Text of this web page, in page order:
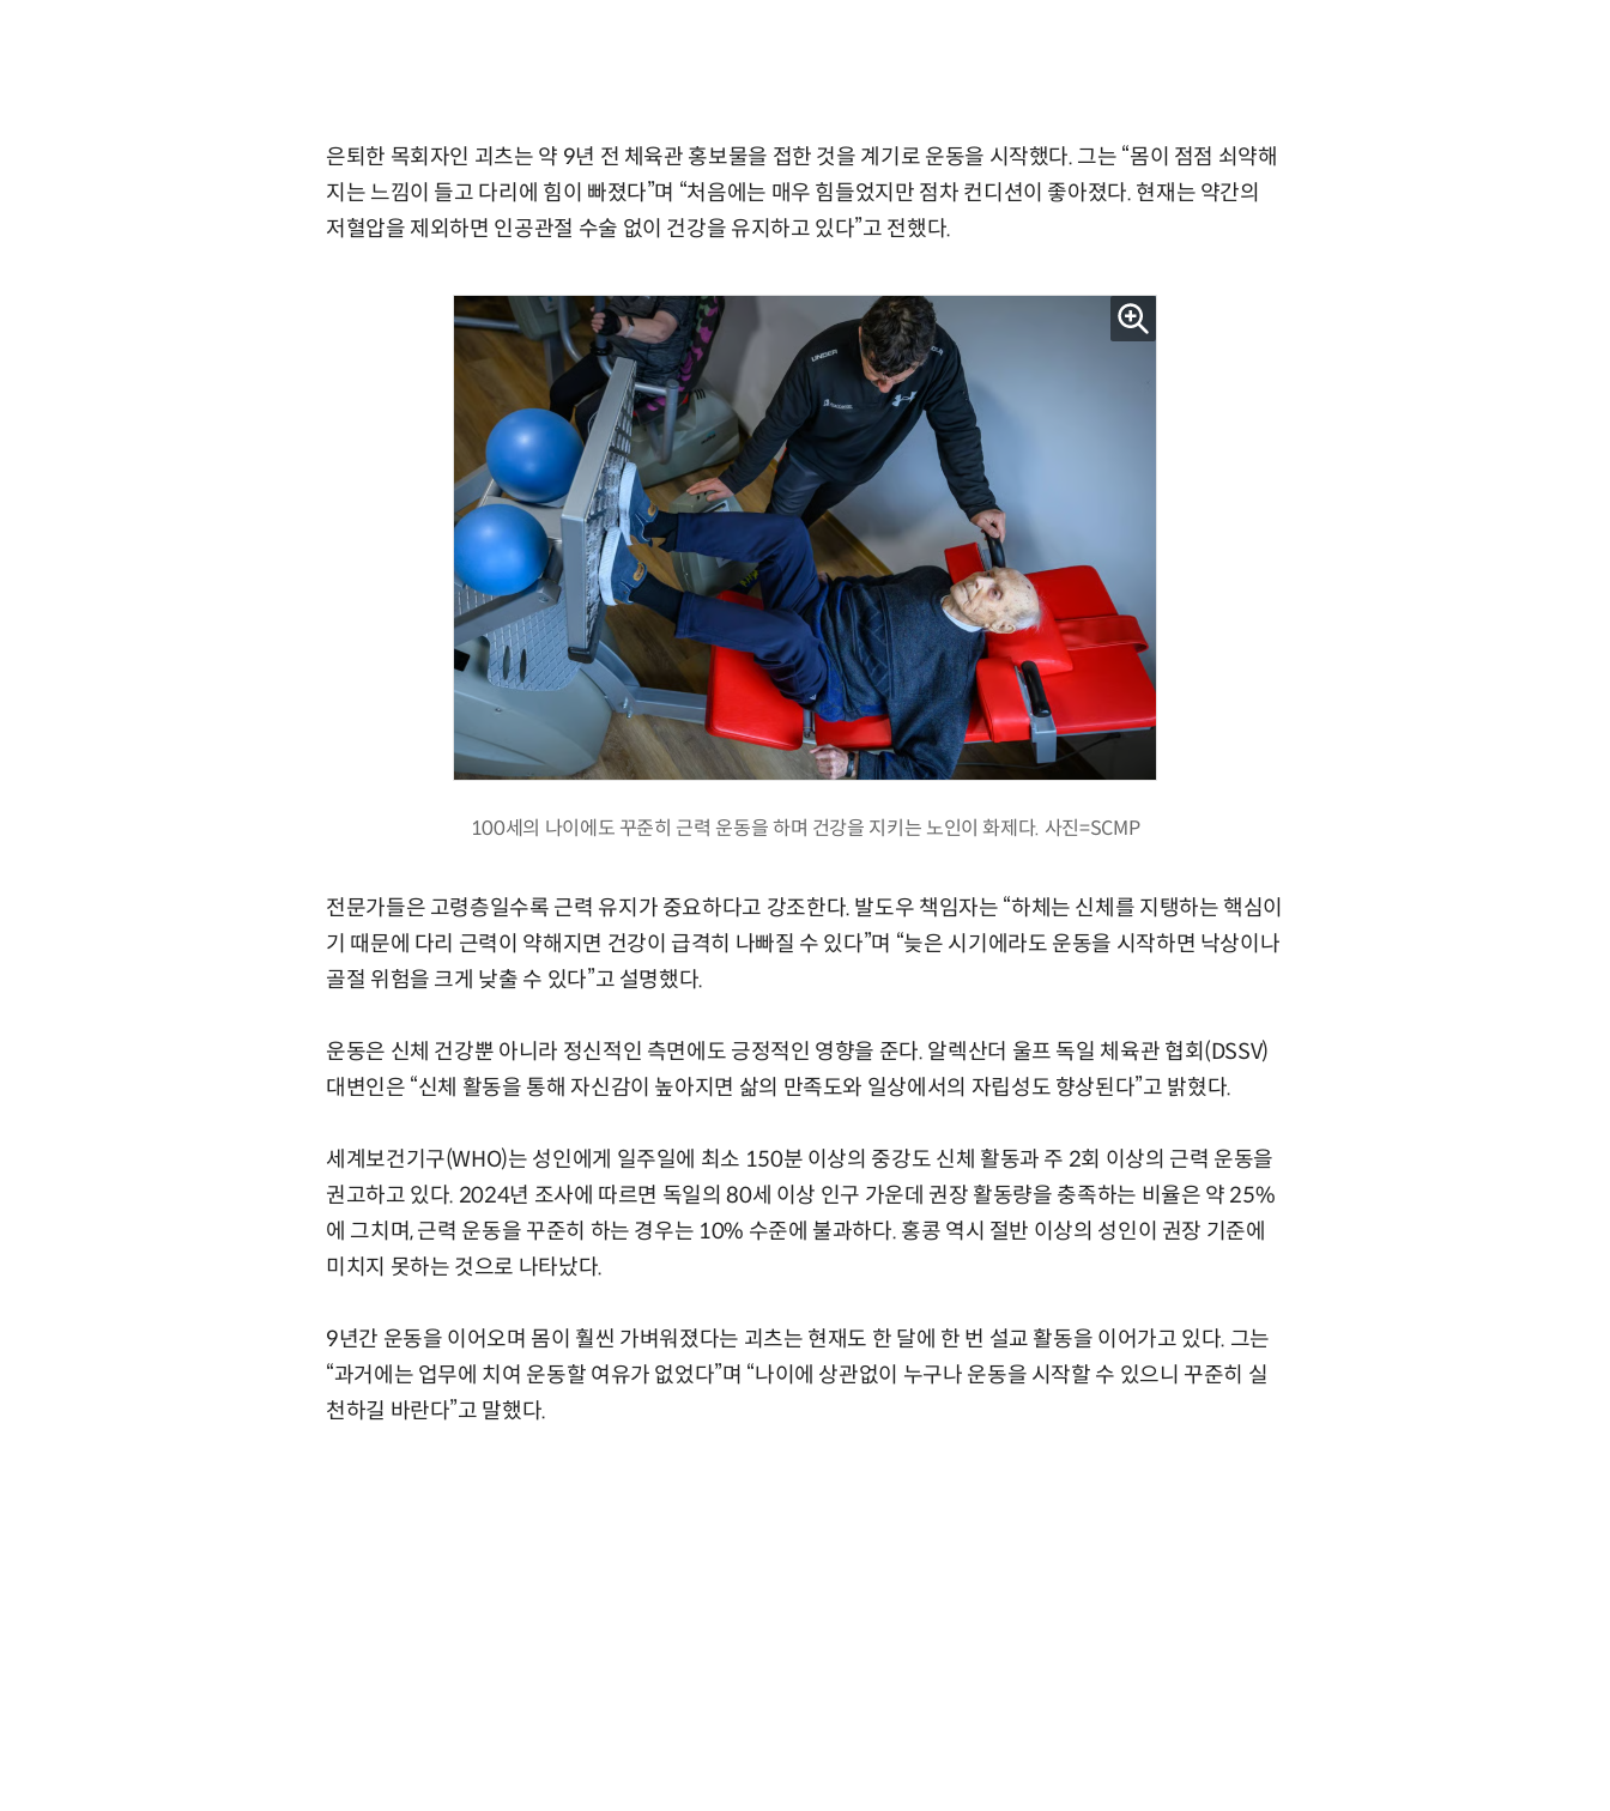
은퇴한 목회자인 괴츠는 약 9년 전 체육관 홍보물을 접한 것을 계기로 운동을 시작했다. 그는 “몸이 점점 쇠약해
지는 느낌이 들고 다리에 힘이 빠졌다”며 “처음에는 매우 힘들었지만 점차 컨디션이 좋아졌다. 현재는 약간의
저혈압을 제외하면 인공관절 수술 없이 건강을 유지하고 있다”고 전했다.
100세의 나이에도 꾸준히 근력 운동을 하며 건강을 지키는 노인이 화제다. 사진=SCMP
전문가들은 고령층일수록 근력 유지가 중요하다고 강조한다. 발도우 책임자는 “하체는 신체를 지탱하는 핵심이
기 때문에 다리 근력이 약해지면 건강이 급격히 나빠질 수 있다”며 “늦은 시기에라도 운동을 시작하면 낙상이나
골절 위험을 크게 낮출 수 있다”고 설명했다.
운동은 신체 건강뿐 아니라 정신적인 측면에도 긍정적인 영향을 준다. 알렉산더 울프 독일 체육관 협회(DSSV)
대변인은 “신체 활동을 통해 자신감이 높아지면 삶의 만족도와 일상에서의 자립성도 향상된다”고 밝혔다.
세계보건기구(WHO)는 성인에게 일주일에 최소 150분 이상의 중강도 신체 활동과 주 2회 이상의 근력 운동을
권고하고 있다. 2024년 조사에 따르면 독일의 80세 이상 인구 가운데 권장 활동량을 충족하는 비율은 약 25%
에 그치며, 근력 운동을 꾸준히 하는 경우는 10% 수준에 불과하다. 홍콩 역시 절반 이상의 성인이 권장 기준에
미치지 못하는 것으로 나타났다.
9년간 운동을 이어오며 몸이 훨씬 가벼워졌다는 괴츠는 현재도 한 달에 한 번 설교 활동을 이어가고 있다. 그는
“과거에는 업무에 치여 운동할 여유가 없었다”며 “나이에 상관없이 누구나 운동을 시작할 수 있으니 꾸준히 실
천하길 바란다”고 말했다.